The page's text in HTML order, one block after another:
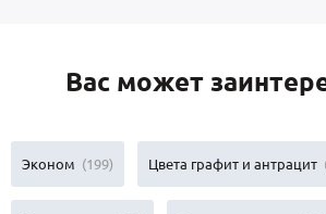
Вас может
Эконом (199) Цвета графит и антрацит